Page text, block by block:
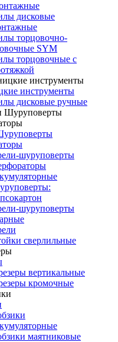
дисковые
торцовочно-
SYM
торцовочные с
инструменты
дисковые ручные
шуруповерты
шуруповерты
сверлильные
вертикальные
кромочные
маятниковые